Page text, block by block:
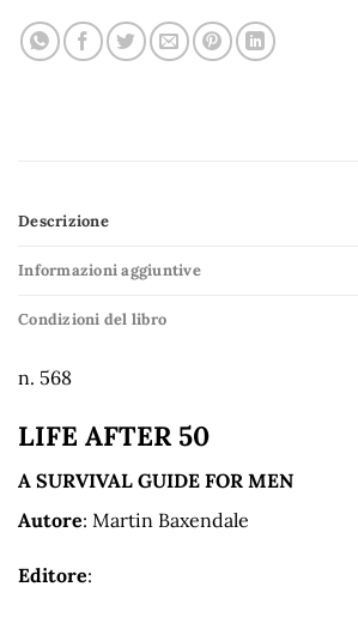
Descrizione
Informazioni aggiuntive
Condizioni del libro
n. 568
LIFE AFTER 50
A SURVIVAL GUIDE FOR MEN
Autore: Martin Baxendale
Editore: